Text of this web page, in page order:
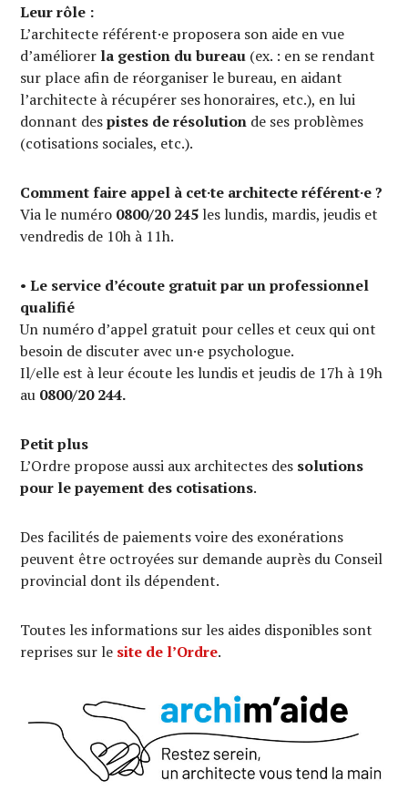
Leur rôle :
L’architecte référent·e proposera son aide en vue
d’améliorer la gestion du bureau (ex. : en se rendant
sur place afin de réorganiser le bureau, en aidant
l’architecte à récupérer ses honoraires, etc.), en lui
donnant despistes de résolution de ses problèmes
(cotisations sociales, etc.).
Comment faire appel à cet·te architecte référent·e ?
Via le numéro 0800/20 245 les lundis, mardis, jeudis et
vendredis de 10h à 11h.
•Le service d’écoute gratuit par un professionnel
qualifié
Un numéro d’appel gratuit pour celles et ceux qui ont
besoin de discuter avec un·e psychologue.
Il/elle est à leur écoute les lundis et jeudis de 17h à 19h
au 0800/20 244.
Petit plus
L’Ordre propose aussi aux architectes des solutions
pour le payement des cotisations.
Des facilités de paiements voire des exonérations
peuvent être octroyées sur demande auprès du Conseil
provincial dont ils dépendent.
Toutes les informations sur les aides disponibles sont
reprises sur le site de l’Ordre.